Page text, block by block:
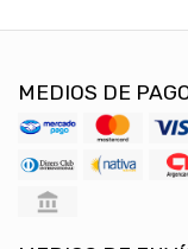
MEDIOS DE